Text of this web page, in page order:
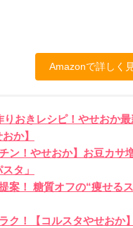
Amazonで詳しく
りおきレシピ！やせおか
か】
ン！やせおか】お豆カサ
タ」
案！ 糖質オフの“痩せる
ク！【コルスタやせおか